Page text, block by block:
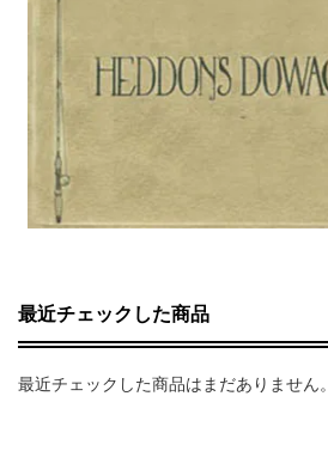
最近チェックした商品
最近チェックした商品はまだありません。